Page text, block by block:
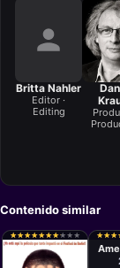
Britta Nahler
Editor ·
Editing
Contenido similar
★
★★
★★
★★
★★
★★
★★
★★
★ ★
★ ★
★ ★
★★
★★
★